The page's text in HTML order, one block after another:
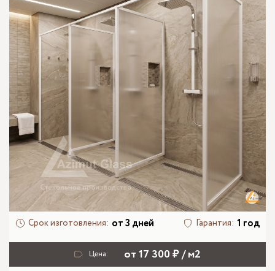
Срок изготовления: от 3 дней Гарантия: 1 год
Цена: от 17 300 ₽ / м2